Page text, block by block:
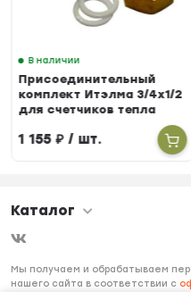
В наличии
Присоединительный
комплект Итэлма 3/4х1/2
для счетчиков тепла
1 155₽/ шт.
Каталог
Мы получаем и обрабатываем
нашего сайта в соответствии с